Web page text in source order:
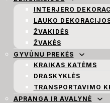
INTERJERO
LAUKO
ŽVAKIDĖS
ŽVAKĖS
GYVŪNŲ PREKĖS
KRAIKAS KATĖMS
DRASKYKLĖS
TRANSPORTAVIMO
APRANGA IR AVALYNĖ